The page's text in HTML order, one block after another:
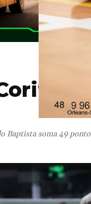
Baptista soma 49